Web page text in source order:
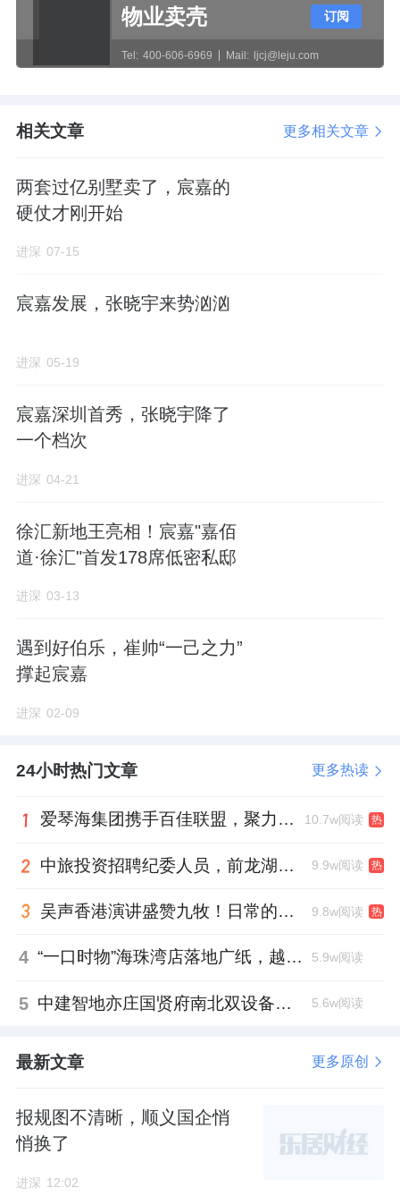
形成了金融、传媒、艺术和商业的复合产业
带；衡复片区则提供了百年梧桐和低密街巷的
2025年12月30日，宸嘉发展经101轮竞价，以
S030501单元N06-22地块。
新徐汇地价纪录，成为绿城徐汇滨江地块之后
项目开发公司为长沙宸嘉新昊置业有限公司，
法定代表人梁飞，实际控股公司为宸嘉发展有
限公司。
来源：进深
物业卖壳
Tel: 400-606-6969 Mail: ljcj@leju.com
订阅
相关文章 更多相关文章
两套过亿别墅卖了，宸嘉的
硬仗才刚开始
进深 07-15
宸嘉发展，张晓宇来势汹汹
进深 05-19
宸嘉深圳首秀，张晓宇降了
一个档次
进深 04-21
徐汇新地王亮相！宸嘉"嘉佰
道·徐汇"首发178席低密私邸
进深 03-13
遇到好伯乐，崔帅“一己之力”
撑起宸嘉
进深 02-09
24小时热门文章 更多热读
爱琴海集团携手百佳联盟，聚力共拓存量商业新赛道 10.7w阅读 热
中旅投资招聘纪委人员，前龙湖副总裁胡若翔掌舵 9.9w阅读 热
吴声香港演讲盛赞九牧！日常的小锚点变成科技突破点！ 9.8w阅读 热
4 “一口时物”海珠湾店落地广纸，越秀地产以“新鲜现制”商业新场景打造社区高品质生活 5.9w阅读
5 中建智地亦庄国贤府南北双设备平台，得房率创区域新高 5.6w阅读
最新文章 更多原创
报规图不清晰，顺义国企悄
悄换了
进深 12:02